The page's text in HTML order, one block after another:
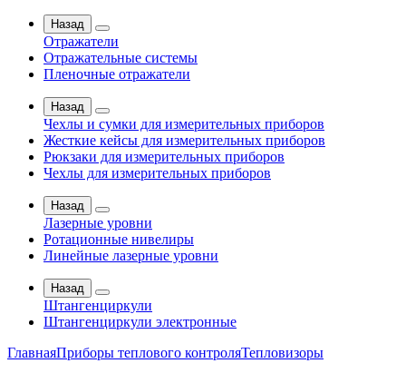
Назад
Отражатели
Отражательные системы
Пленочные отражатели
Назад
Чехлы и сумки для измерительных приборов
Жесткие кейсы для измерительных приборов
Рюкзаки для измерительных приборов
Чехлы для измерительных приборов
Назад
Лазерные уровни
Ротационные нивелиры
Линейные лазерные уровни
Назад
Штангенциркули
Штангенциркули электронные
ГлавнаяПриборы теплового контроляТепловизоры